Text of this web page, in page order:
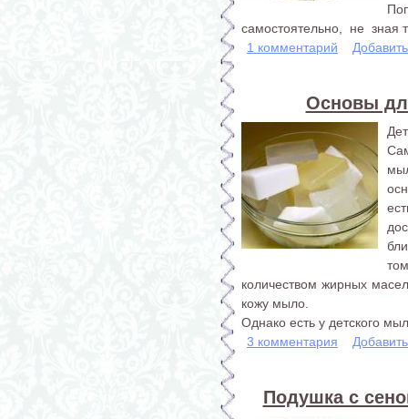
самостоятельно, не зная
1 комментарий
Основы
количеством жирных
кожу мыло.
Однако есть у детского
3 комментария
Подушка с